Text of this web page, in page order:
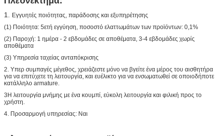
1.
Εγγυητές ποιότητας, παράδοσης και εξυπηρέτησης
(1) Ποιότητα: 5ετή εγγύηση, ποσοστό ελαττωμάτων των προϊόντων: 0,1%
(2) Παροχή: 1 ημέρα - 2 εβδομάδες σε αποθέματα, 3-4 εβδομάδες χωρίς
αποθέματα
(3) Υπηρεσία ταχείας ανταπόκρισης
2. Υπερ συμπαγές μέγεθος, χρειάζεστε μόνο να βγείτε ένα μέρος του αισθητήρα
για να επιτύχετε τη λειτουργία, και ευέλικτο για να ενσωματωθεί σε οποιοδήποτε
κατάλληλο armature.
3Η λειτουργία μνήμης με ένα κουμπί, εύκολη λειτουργία και φιλική προς το
χρήστη.
4. Προσαρμογή υπηρεσίας: Ναι